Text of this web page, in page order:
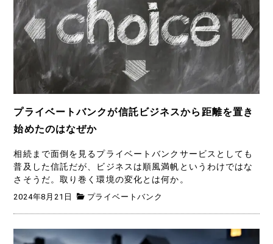
プライベートバンクが信託ビジネスから距離を置き
始めたのはなぜか
相続まで面倒を見るプライベートバンクサービスとしても
普及した信託だが、ビジネスは順風満帆というわけではな
さそうだ。取り巻く環境の変化とは何か。
2024年8月21日 プライベートバンク